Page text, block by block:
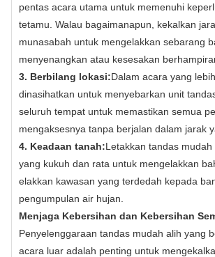
pentas acara utama untuk memenuhi
tetamu. Walau bagaimanapun, kekalkan
munasabah untuk mengelakkan sebarang
menyenangkan atau kesesakan
3. Berbilang lokasi:Dalam acara yang
dinasihatkan untuk menyebarkan unit
seluruh tempat untuk memastikan semua
mengaksesnya tanpa berjalan dalam jarak
4. Keadaan tanah:Letakkan tandas
yang kukuh dan rata untuk mengelakkan
elakkan kawasan yang terdedah kepada
pengumpulan air hujan.
Menjaga Kebersihan dan Kebersihan
Penyelenggaraan tandas mudah alih yang
acara luar adalah penting untuk